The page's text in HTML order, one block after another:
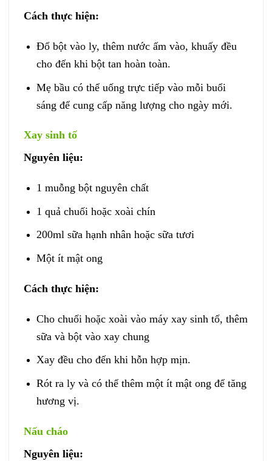
Cách thực hiện:
Đổ bột vào ly, thêm nước ấm vào, khuấy đều
cho đến khi bột tan hoàn toàn.
Mẹ bầu có thể uống trực tiếp vào mỗi buổi
sáng để cung cấp năng lượng cho ngày mới.
Xay sinh tố
Nguyên liệu:
1 muỗng bột nguyên chất
1 quả chuối hoặc xoài chín
200ml sữa hạnh nhân hoặc sữa tươi
Một ít mật ong
Cách thực hiện:
Cho chuối hoặc xoài vào máy xay sinh tố, thêm
sữa và bột vào xay chung
Xay đều cho đến khi hỗn hợp mịn.
Rót ra ly và có thể thêm một ít mật ong để tăng
hương vị.
Nấu cháo
Nguyên liệu: